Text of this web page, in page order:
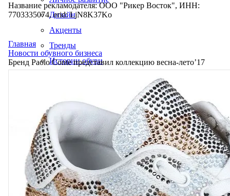
Дизайн
Акценты
Тренды
Истории обуви
Название рекламодателя: ООО "Рикер Восток", ИНН:
7703335074, erid: LjN8K37Ko
Главная
Новости обувного бизнеса
Бренд Paolo Conte представил коллекцию весна-лето’17